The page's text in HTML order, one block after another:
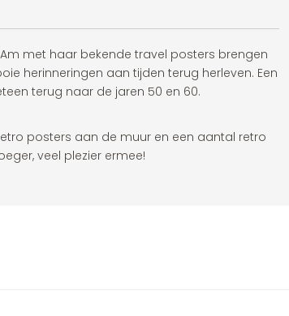
met haar bekende travel posters brengen
herinneringen aan tijden terug herleven. Een
terug naar de jaren 50 en 60.
posters aan de muur en een aantal retro
veel plezier ermee!